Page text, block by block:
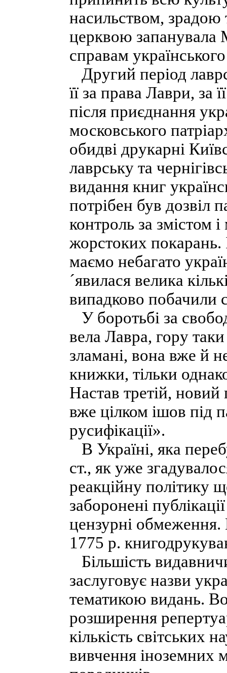
насильством, зрадою
церквою запанувала
справам
Другий період
її за права Лаври, за
після приєднання
московського
обидві друкарні
лаврську та
видання книг
потрібен був дозвіл
контроль за змістом
жорстоких
маємо небагато
´явилася велика
випадково побачили
У боротьбі за
вела Лавра, гору
зламані, вона вже й
книжки, тільки
Настав третій, новий
вже цілком ішов під
русифікації».
В Україні, яка
ст., як уже
реакційну політику
заборонені
цензурні обмеження.
1775 р.
Більшість
заслуговує назви
тематикою видань.
розширення
кількість світських
вивчення іноземних